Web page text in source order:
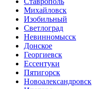
Михайловск
Изобильный
Светлоград
Невинномысск
Донское
Георгиевск
Ессентуки
Пятигорск
Новоалександровск